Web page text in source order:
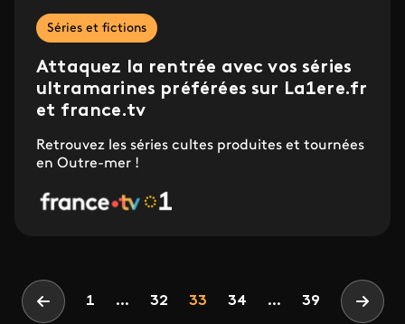
Séries et fictions
Attaquez la rentrée avec vos séries
ultramarines préférées sur La1ere.fr
et france.tv
Retrouvez les séries cultes produites et tournées
en Outre-mer !
Pagination
Page précédente
1 ... Page
32 Page
33 Page
34 ... 39 Page